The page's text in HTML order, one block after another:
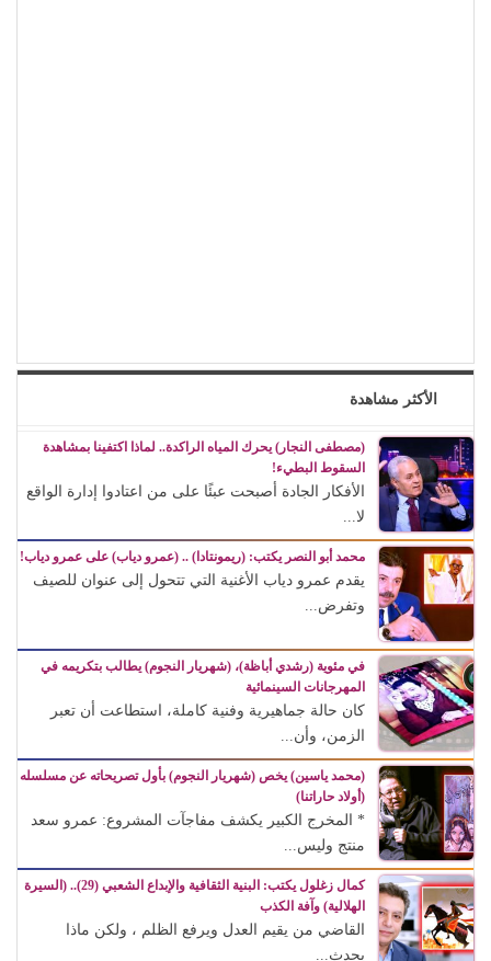
الأكثر مشاهدة
(مصطفى النجار) يحرك المياه الراكدة.. لماذا اكتفينا بمشاهدة
السقوط البطيء!
الأفكار الجادة أصبحت عبئًا على من اعتادوا إدارة الواقع
لا...
محمد أبو النصر يكتب: (ريمونتادا) .. (عمرو دياب) على عمرو دياب!
يقدم عمرو دياب الأغنية التي تتحول إلى عنوان للصيف
وتفرض...
في مئوية (رشدي أباظة)، (شهريار النجوم) يطالب بتكريمه في
المهرجانات السينمائية
كان حالة جماهيرية وفنية كاملة، استطاعت أن تعبر
الزمن، وأن...
(محمد ياسين) يخص (شهريار النجوم) بأول تصريحاته عن مسلسله
(أولاد حاراتنا)
* المخرج الكبير يكشف مفاجآت المشروع: عمرو سعد
منتج وليس...
كمال زغلول يكتب: البنية الثقافية والإبداع الشعبي (29).. (السيرة
الهلالية) وآفة الكذب
القاضي من يقيم العدل ويرفع الظلم ، ولكن ماذا
يحدث...